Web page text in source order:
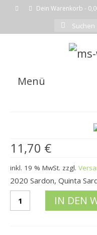
Dein Warenkorb -
Suchen
nach:
Menü
SHOP
KOMPLETTE
WARENKORB
KASSE
11,70 €
inkl. 19 % MwSt. zzgl.
2020 Sardon, Quinta
SardonQuintaIN DEN